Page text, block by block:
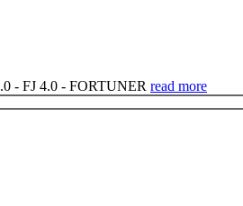
- FJ 4.0 - FORTUNER read more